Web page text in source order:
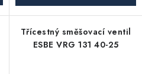
Třícestný směšovací ventil
ESBE VRG 131 40-25